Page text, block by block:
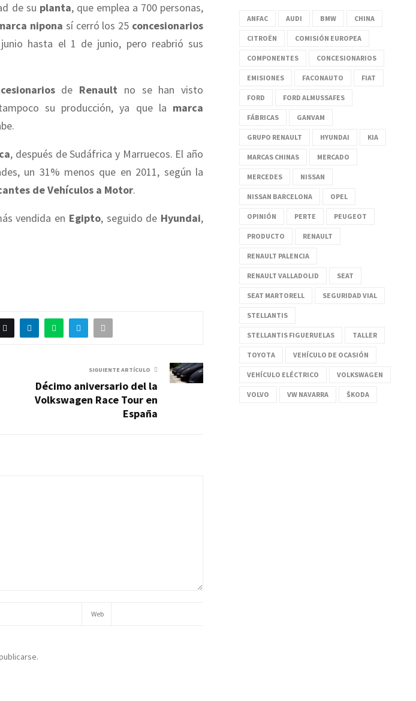
de su planta, que emplea a 700 personas,
nipona sí cerró los 25 concesionarios
hasta el 1 de junio, pero reabrió sus
de Renault no se han visto
su producción, ya que la marca
, después de Sudáfrica y Marruecos. El año
un 31% menos que en 2011, según la
de Vehículos a Motor.
vendida en Egipto, seguido de Hyundai,
SIGUIENTE ARTÍCULO
Décimo aniversario del la
Volkswagen Race Tour en
España
ANFAC AUDI BMW CHINA
CITROËN COMISIÓN EUROPEA
COMPONENTES CONCESIONARIOS
EMISIONES FACONAUTO FIAT
FORD FORD ALMUSSAFES
FÁBRICAS GANVAM
GRUPO RENAULT HYUNDAI KIA
MARCAS CHINAS MERCADO
MERCEDES NISSAN
NISSAN BARCELONA OPEL
OPINIÓN PERTE PEUGEOT
PRODUCTO RENAULT
RENAULT PALENCIA
RENAULT VALLADOLID SEAT
SEAT MARTORELL SEGURIDAD VIAL
STELLANTIS
STELLANTIS FIGUERUELAS TALLER
TOYOTA VEHÍCULO DE OCASIÓN
VEHÍCULO ELÉCTRICO VOLKSWAGEN
VOLVO VW NAVARRA ŠKODA